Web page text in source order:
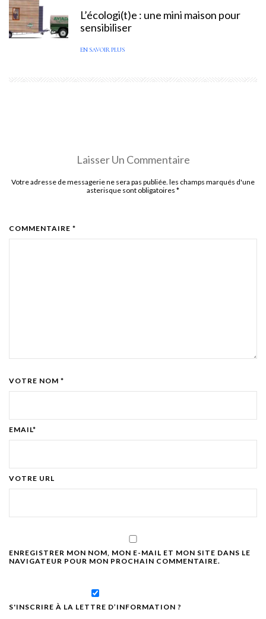
L’écologi(t)e : une mini maison pour
sensibiliser
EN SAVOIR PLUS
Laisser Un Commentaire
Votre adresse de messagerie ne sera pas publiée. les champs marqués d'une
asterisque sont obligatoires *
COMMENTAIRE *
VOTRE NOM *
EMAIL*
VOTRE URL
ENREGISTRER MON NOM, MON E-MAIL ET MON SITE DANS LE
NAVIGATEUR POUR MON PROCHAIN COMMENTAIRE.
S'INSCRIRE À LA LETTRE D’INFORMATION ?